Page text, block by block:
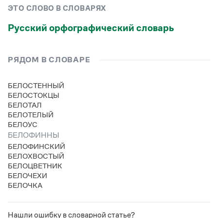
Словари русского языка как государственного
для школьников
Письмовник
Справочник по пунктуации
Словарь-справочник трудностей
Справочник по фразеологии
Азбучные истины
Словарь-справочник непростые слова
Все справочники портала
Новости и события
Словарь русских имён
Словарь методических терминов
(1956)
ЭТО СЛОВО В СЛОВАРЯХ
Русский орфографический словарь
РЯДОМ В СЛОВАРЕ
БЕЛОСТЕННЫЙ
БЕЛОСТОКЦЫ
БЕЛОТАЛ
БЕЛОТЕЛЫЙ
БЕЛОУС
БЕЛОФИННЫ
БЕЛОФИНСКИЙ
БЕЛОХВОСТЫЙ
БЕЛОЦВЕТНИК
БЕЛОЧЕХИ
БЕЛОЧКА
Нашли ошибку в словарной статье?